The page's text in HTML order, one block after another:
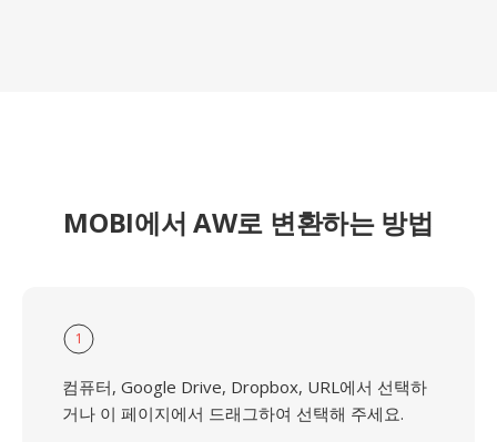
MOBI에서 AW로 변환하는 방법
1
컴퓨터, Google Drive, Dropbox, URL에서 선택하
거나 이 페이지에서 드래그하여 선택해 주세요.